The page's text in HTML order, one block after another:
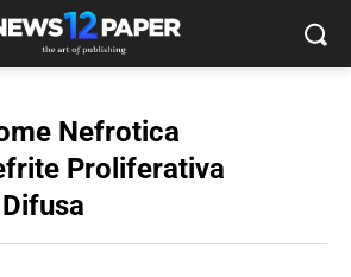
Nefrotica
Proliferativa